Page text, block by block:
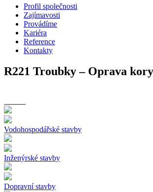
Profil společnosti
Zajímavosti
Provádíme
Kariéra
Reference
Kontakty
R221 Troubky – Oprava
Vodohospodářské stavby
Inženýrské stavby
Dopravní stavby